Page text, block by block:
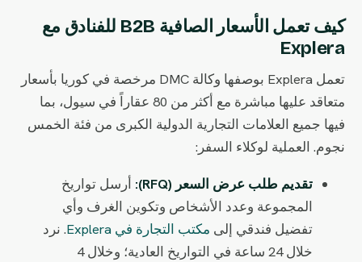
كيف تعمل الأسعار الصافية B2B للفنادق مع
Explera
تعمل Explera بوصفها وكالة DMC مرخصة في كوريا بأسعار
متعاقد عليها مباشرة مع أكثر من 80 عقاراً في سيول، بما
فيها جميع العلامات التجارية الدولية الكبرى من فئة الخمس
نجوم. العملية لوكلاء السفر:
تقديم طلب عرض السعر (RFQ):
أرسل تواريخ
المجموعة وعدد الأشخاص وتكوين الغرف وأي
تفضيل فندقي إلى مكتب التجارة في Explera
. نرد
خلال 24 ساعة في التواريخ العادية؛ وخلال 4